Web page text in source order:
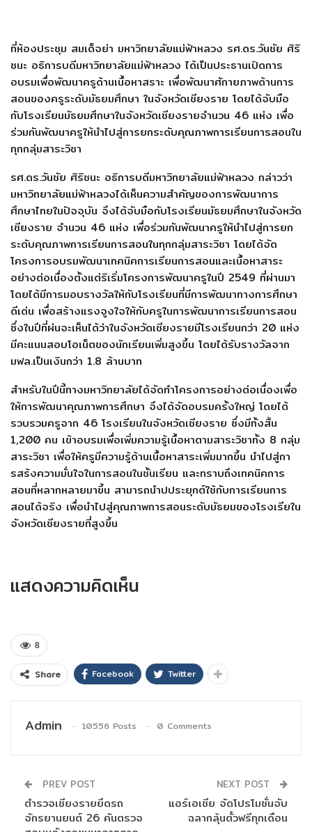
ที่ห้องประชุม สมเด็จย่า มหาวิทยาลัยแม่ฟ้าหลวง รศ.ดร.วันชัย ศิริ
ชนะ อธิการบดีมหาวิทยาลัยแม่ฟ้าหลวง ได้เป็นประธานเปิดการ
อบรมเพื่อพัฒนาครูด้านเนื้อหาสราะ เพื่อพัฒนาศักายภาพด้านการ
สอนของครูระดับมัธยมศึกษา ในจังหวัดเชียงราย โดยได้จับมือ
กับโรงเรียนมัธยมศึกษาในจังหวัดเชียงรายจำนวน 46 แห่ง เพื่อ
ร่วมกันพัฒนาครูให้นำไปสู่การยกระดับคุณภาพการเรียนการสอนใน
ทุกกลุ่มสาระวิชา
รศ.ดร.วันชัย ศิริชนะ อธิการบดีมหาวิทยาลัยแม่ฟ้าหลวง กล่าวว่า
มหาวิทยาลัยแม่ฟ้าหลวงได้เห็นความสำคัญของการพัฒนาการ
ศึกษาไทยในปัจจุบัน จึงได้จับมือกับโรงเรียนมัธยมศึกษาในจังหวัด
เชียงราย จำนวน 46 แห่ง เพื่อร่วมกันพัฒนาครูให้นำไปสู่การยก
ระดับคุณภาพการเรียนการสอนในทุกกลุ่มสาระวิชา โดยได้จัด
โครงการอบรมพัฒนาเทคนิคการเรียนการสอนและเนื้อหาสาระ
อย่างต่อเนื่องตั้งแต่ริเริ่มโครงการพัฒนาครูในปี 2549 ที่ผ่านมา
โดยได้มีการมอบรางวัลให้กับโรงเรียนที่มีการพัฒนาทางการศึกษา
ดีเด่น เพื่อสร้างแรงจูงใจให้กับครูในการพัฒนาการเรียนการสอน
ซึ่งในปีที่ผ่นจะเห็นได้ว่าในจังหวัดเชียงรายมีโรงเรียนกว่า 20 แห่ง
มีคะแนนสอบโอเน็ตของนักเรียนเพิ่มสูงขึ้น โดยได้รับรางวัลจาก
มฟล.เป็นเงินกว่า 1.8 ล้านบาท
สำหรับในปีนี้ทางมหาวิทยาลัยได้จัดทำโครงการอย่างต่อเนื่องเพื่อ
ให้การพัฒนาคุณภาพการศึกษา จึงได้จัดอบรมครั้งใหญ่ โดยได้
รวบรวมครูจาก 46 โรงเรียนในจังหวัดเชียงราย ซึ่งมีทั้งสิ้น
1,200 คน เข้าอบรมเพื่อเพิ่มความรู้เนื้อหาตามสาระวิชาทั้ง 8 กลุ่ม
สาระวิชา เพื่อให้ครูมีความรู้ด้านเนื้อหาสาระเพิ่มมากขึ้น นำไปสู่กา
รสร้งความมั่นใจในการสอนในชั้นเรียน และทราบถึงเทคนิคการ
สอนที่หลากหลายมาขึ้น สามารถนำปประยุกต์ใช้กับการเรียนการ
สอนได้จริง เพื่อนำไปสู่คุณภาพการสอนระดับมัธยมของโรงเรียใน
จังหวัดเชียงรายที่สูงขึ้น
แสดงความคิดเห็น
8
Share Facebook Twitter
Admin 10556 Posts 0 Comments
PREV POST
ตำรวจเชียงรายยึดรถ
จักรยานยนต์ 26 คันตรวจ
NEXT POST
แอร์เอเชีย จัดโปรโมชั่นจับ
ฉลากลุ้นตั๋วฟรีทุกเดือน